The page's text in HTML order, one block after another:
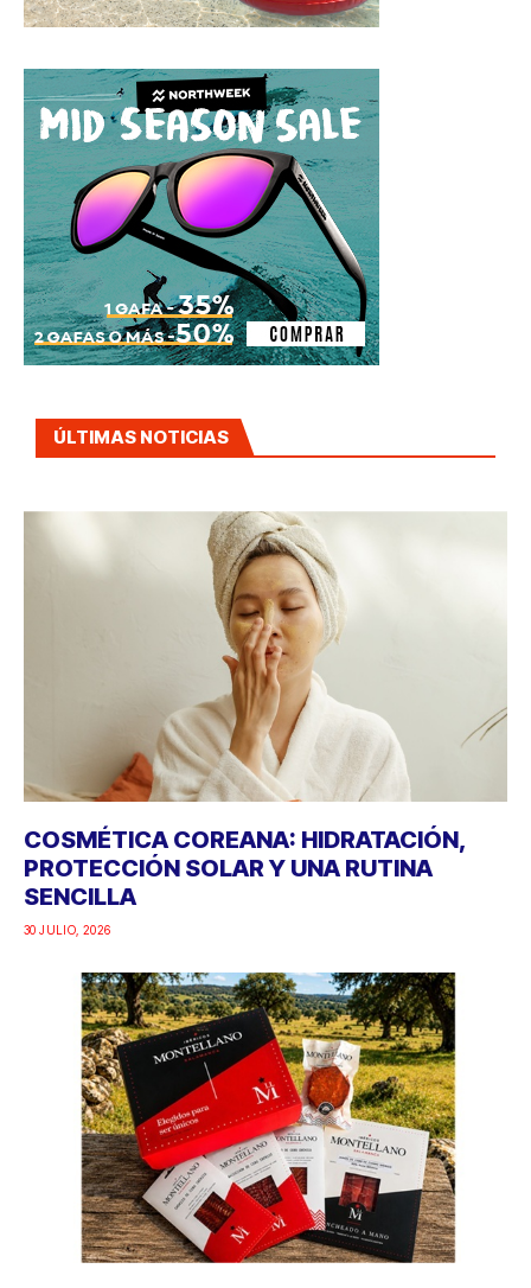
ÚLTIMAS NOTICIAS
COSMÉTICA COREANA: HIDRATACIÓN,
PROTECCIÓN SOLAR Y UNA RUTINA
SENCILLA
30 JULIO, 2026